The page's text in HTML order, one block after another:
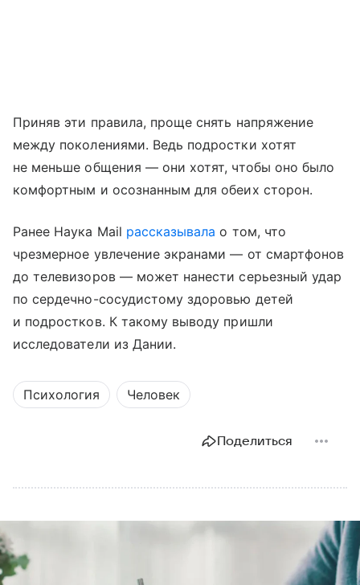
Приняв эти правила, проще снять напряжение
между поколениями. Ведь подростки хотят
не меньше общения — они хотят, чтобы оно было
комфортным и осознанным для обеих сторон.
Ранее Наука Mail рассказывала о том, что
чрезмерное увлечение экранами — от смартфонов
до телевизоров — может нанести серьезный удар
по сердечно-сосудистому здоровью детей
и подростков. К такому выводу пришли
исследователи из Дании.
Психология Человек
Поделиться